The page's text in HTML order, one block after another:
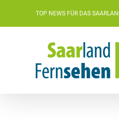
TOP NEWS FÜR DAS